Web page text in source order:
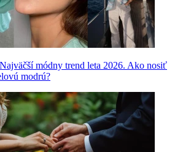
módny trend leta 2026. Ako nosiť
modrú?